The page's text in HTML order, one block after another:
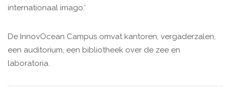
internationaal imago.’
De InnovOcean Campus omvat kantoren, vergaderzalen,
een auditorium, een bibliotheek over de zee en
laboratoria.